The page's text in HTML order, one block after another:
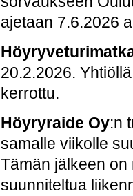
ajetaan 7.6.2026
20.2.2026.
kerrottu.
Höyryraide Oy:n
samalle viikolle
Tämän jälkeen
suunniteltua